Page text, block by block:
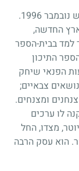
משפחתו של פיוטר עלתה ארצה בראשית חודש נובמבר 1996.
החדשה,
למד בבית-הספר
התיכון
הפנאי שיחק
צבאיים;
ומצנחים.
לו ערכים
מצדו, החל
הוא עסק הרבה